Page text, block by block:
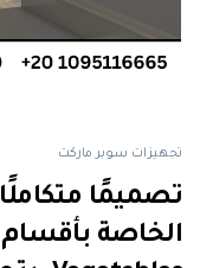
تجهيزات سوبر ماركت
تصميمًا